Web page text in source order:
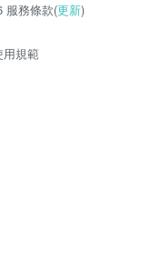
服務條款(更新)
規範